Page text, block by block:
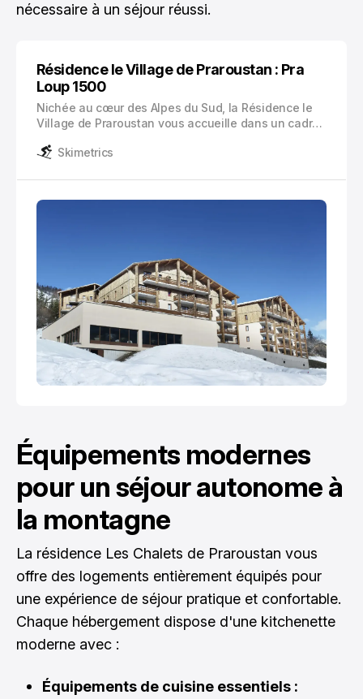
nécessaire à un séjour réussi.
Résidence le Village de Praroustan : Pra
Loup 1500
Nichée au cœur des Alpes du Sud, la Résidence le
Village de Praroustan vous accueille dans un cadre
vacances offre une vue panoramique
incarne l’alliance parfaite entre confort moderne et
charme montagnard.
Skimetrics
Équipements modernes
pour un séjour autonome à
la montagne
La résidence Les Chalets de Praroustan vous
offre des logements entièrement équipés pour
une expérience de séjour pratique et confortable.
Chaque hébergement dispose d'une kitchenette
moderne avec :
Équipements de cuisine essentiels :